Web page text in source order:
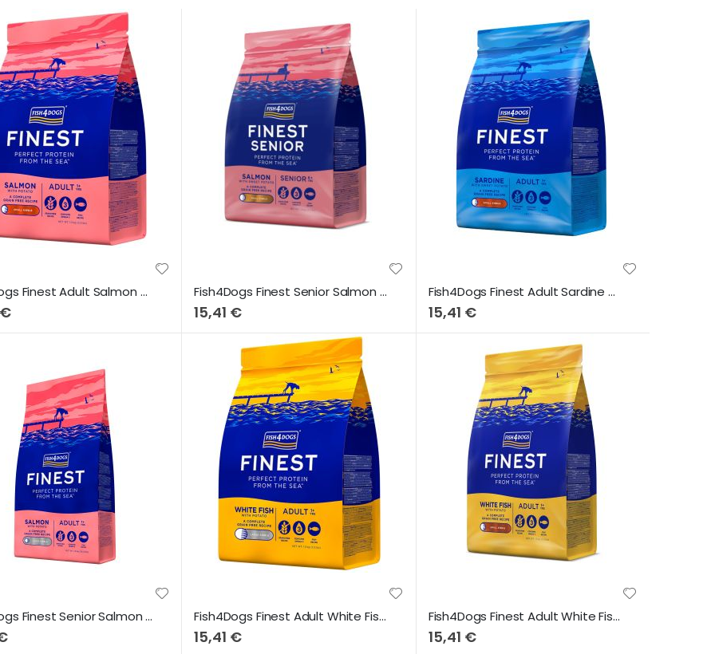
Fish4Dogs Finest Adult Salmon & Potato (Small Bites) 1,5Kg Fish4Dogs Finest Senior Salmon & Sweet Potato (Small Bites) 1,5Kg
15,41 €
Fish4Dogs Finest Adult Sardine & Sweet Potato (Small Bites) 1,5Kg
15,41 €
Fish4Dogs Finest Senior Salmon & Sweet Potato (Large Bites) 1,5Kg Fish4Dogs Finest Adult White Fish & Potato (Large Bites) 1,5Kg
15,41 €
Fish4Dogs Finest Adult White Fish & Potato (Small Bites) 1,5Kg
15,41 €